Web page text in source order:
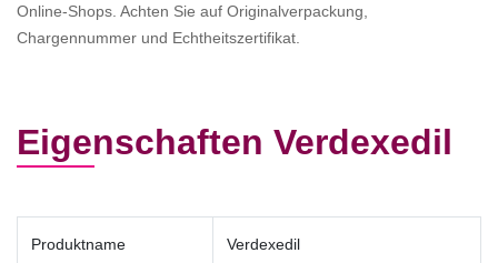
Online-Shops. Achten Sie auf Originalverpackung,
Chargennummer und Echtheitszertifikat.
Eigenschaften Verdexedil
Produktname Verdexedil